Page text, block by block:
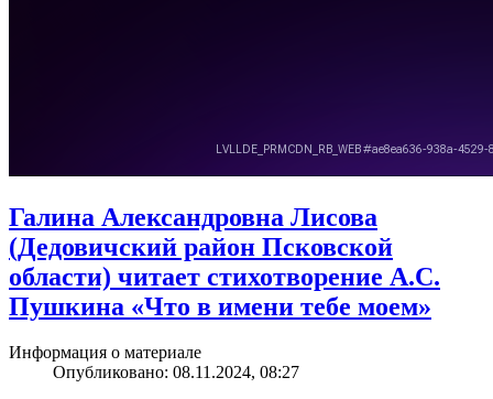
Галина Александровна Лисова
(Дедовичский район Псковской
области) читает стихотворение А.С.
Пушкина «Что в имени тебе моем»
Информация о материале
Опубликовано: 08.11.2024, 08:27